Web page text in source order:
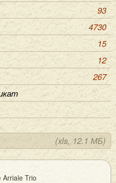
93
4730
15
12
267
(xls, 12.1 МБ)
Arriale Trio